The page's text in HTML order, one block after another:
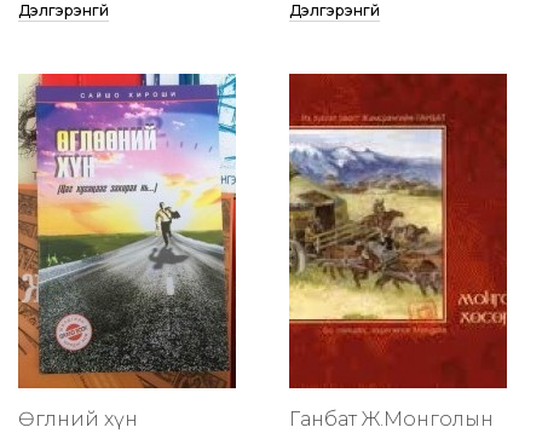
Дэлгэрэнгүй Дэлгэрэнгүй
Өглөөний хүн
Ганбат Ж.Монголын